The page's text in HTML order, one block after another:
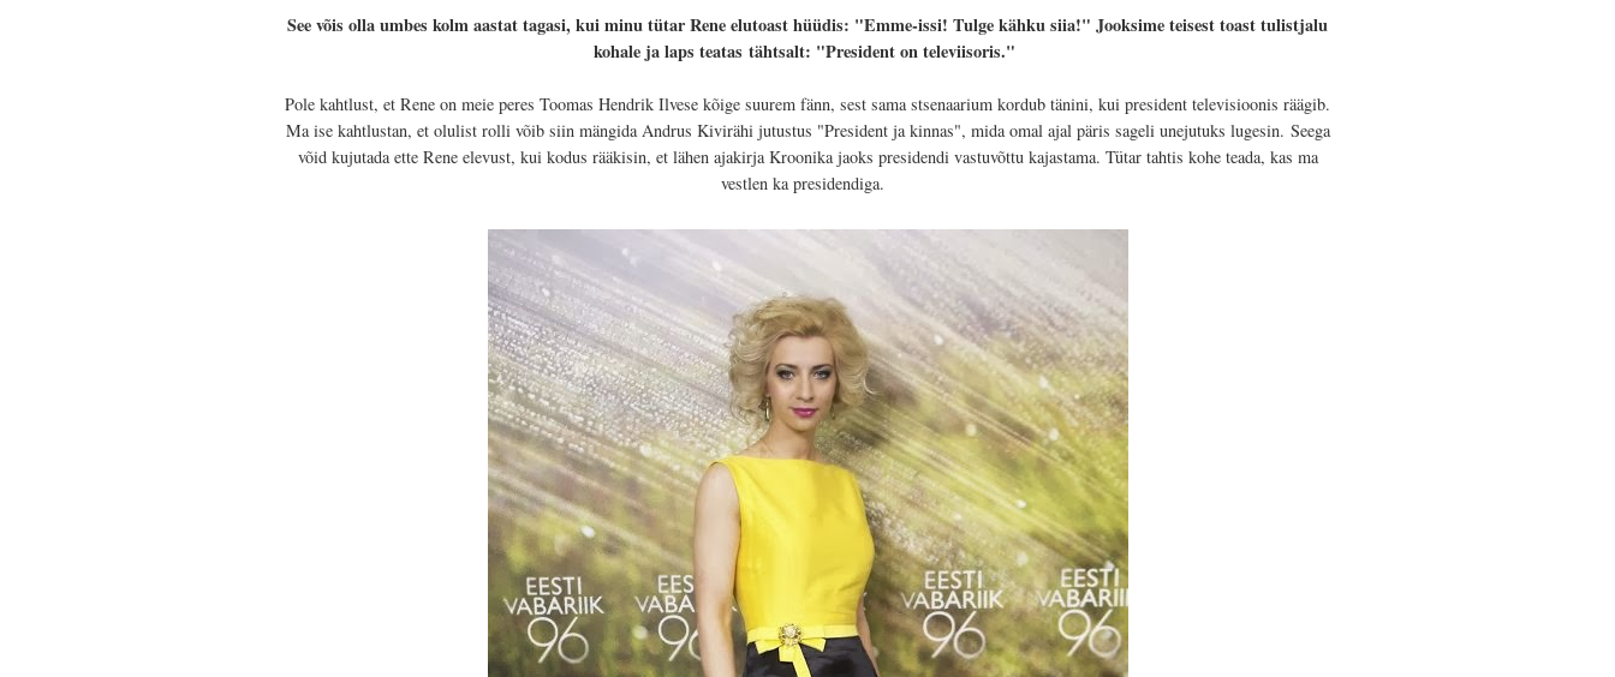
See võis olla umbes kolm aastat tagasi, kui minu tütar Rene elutoast hüüdis: "Emme-issi! Tulge kähku siia!" Jooksime teisest toast tulistjalu
kohale ja laps teatas tähtsalt: "President on televiisoris."
Pole kahtlust, et Rene on meie peres Toomas Hendrik Ilvese kõige suurem fänn, sest sama stsenaarium kordub tänini, kui president televisioonis räägib.
Ma ise kahtlustan, et olulist rolli võib siin mängida Andrus Kivirähi jutustus "President ja kinnas", mida omal ajal päris sageli unejutuks lugesin. Seega
võid kujutada ette Rene elevust, kui kodus rääkisin, et lähen ajakirja Kroonika jaoks presidendi vastuvõttu kajastama. Tütar tahtis kohe teada, kas ma
vestlen ka presidendiga.